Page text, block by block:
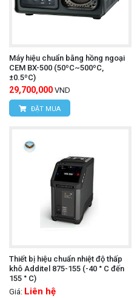
Máy hiệu chuẩn bằng hồng ngoại
CEM BX-500 (50ºC~500ºC,
±0.5ºC)
29,700,000 VND
ĐẶT MUA
Thiết bị hiệu chuẩn nhiệt độ thấp
khô Additel 875-155 (-40 ° C đến
155 ° C)
Giá: Liên hệ